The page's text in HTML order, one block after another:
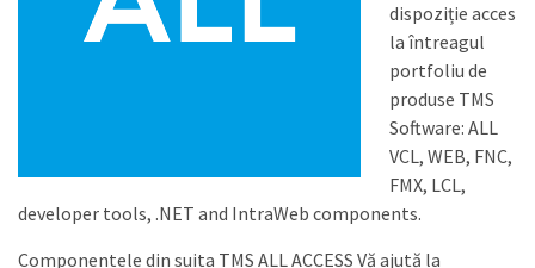
dispoziție acces
la întreagul
portfoliu de
produse TMS
Software: ALL
VCL, WEB, FNC,
FMX, LCL,
developer tools, .NET and IntraWeb components.
Componentele din suita TMS ALL ACCESS Vă ajută la